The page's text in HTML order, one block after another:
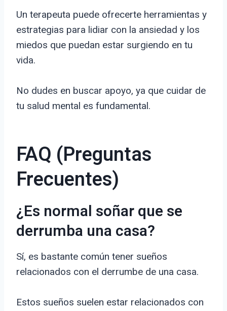
Un terapeuta puede ofrecerte herramientas y
estrategias para lidiar con la ansiedad y los
miedos que puedan estar surgiendo en tu
vida.
No dudes en buscar apoyo, ya que cuidar de
tu salud mental es fundamental.
FAQ (Preguntas
Frecuentes)
¿Es normal soñar que se
derrumba una casa?
Sí, es bastante común tener sueños
relacionados con el derrumbe de una casa.
Estos sueños suelen estar relacionados con